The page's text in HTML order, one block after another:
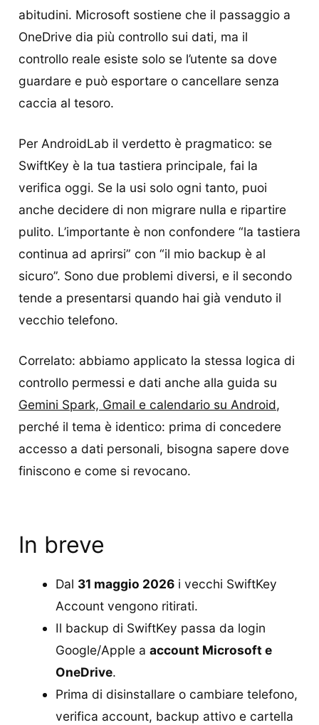
abitudini. Microsoft sostiene che il passaggio a
OneDrive dia più controllo sui dati, ma il
controllo reale esiste solo se l’utente sa dove
guardare e può esportare o cancellare senza
caccia al tesoro.
Per AndroidLab il verdetto è pragmatico: se
SwiftKey è la tua tastiera principale, fai la
verifica oggi. Se la usi solo ogni tanto, puoi
anche decidere di non migrare nulla e ripartire
pulito. L’importante è non confondere “la tastiera
continua ad aprirsi” con “il mio backup è al
sicuro”. Sono due problemi diversi, e il secondo
tende a presentarsi quando hai già venduto il
vecchio telefono.
Correlato: abbiamo applicato la stessa logica di
controllo permessi e dati anche alla guida su
Gemini Spark, Gmail e calendario su Android,
perché il tema è identico: prima di concedere
accesso a dati personali, bisogna sapere dove
finiscono e come si revocano.
In breve
Dal 31 maggio 2026i vecchi SwiftKey
Account vengono ritirati.
Il backup di SwiftKey passa da login
Google/Apple a account Microsoft e
OneDrive.
Prima di disinstallare o cambiare telefono,
verifica account, backup attivo e cartella